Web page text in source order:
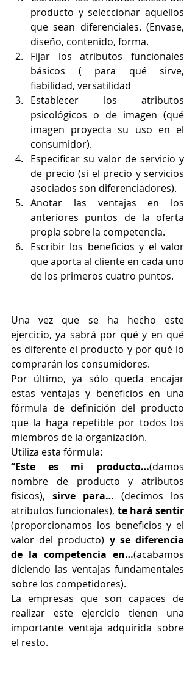
producto y seleccionar aquellos
que sean diferenciales. (Envase,
diseño, contenido, forma.
Fijar los atributos funcionales
básicos ( para qué sirve,
fiabilidad, versatilidad
Establecer los atributos
psicológicos o de imagen (qué
imagen proyecta su uso en el
consumidor).
Especificar su valor de servicio y
de precio (si el precio y servicios
asociados son diferenciadores).
Anotar las ventajas en los
anteriores puntos de la oferta
propia sobre la competencia.
Escribir los beneficios y el valor
que aporta al cliente en cada uno
de los primeros cuatro puntos.
Una vez que se ha hecho este
ejercicio, ya sabrá por qué y en qué
es diferente el producto y por qué lo
comprarán los consumidores.
Por último, ya sólo queda encajar
estas ventajas y beneficios en una
fórmula de definición del producto
que la haga repetible por todos los
miembros de la organización.
Utiliza esta fórmula:
“Este es mi producto…(damos
nombre de producto y atributos
físicos), sirve para… (decimos los
atributos funcionales), te hará sentir
(proporcionamos los beneficios y el
valor del producto) y se diferencia
de la competencia en…(acabamos
diciendo las ventajas fundamentales
sobre los competidores).
La empresas que son capaces de
realizar este ejercicio tienen una
importante ventaja adquirida sobre
el resto.